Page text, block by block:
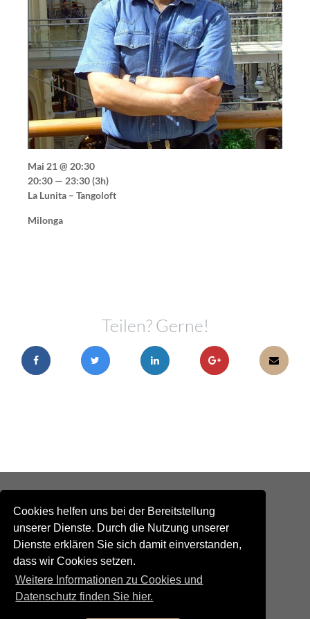
Cookies helfen uns bei der Bereitstellung
unserer Dienste. Durch die Nutzung unserer
Dienste erklären Sie sich damit einverstanden,
dass wir Cookies setzen.
Weitere Informationen zu Cookies und
Datenschutz finden Sie hier.
Mai 21 @ 20:30
20:30 — 23:30(3h)
La Lunita – Tangoloft
Milonga
Teilen? Gerne!
Kontakt
Newsletteranmeldung
Newsletterabmeldung